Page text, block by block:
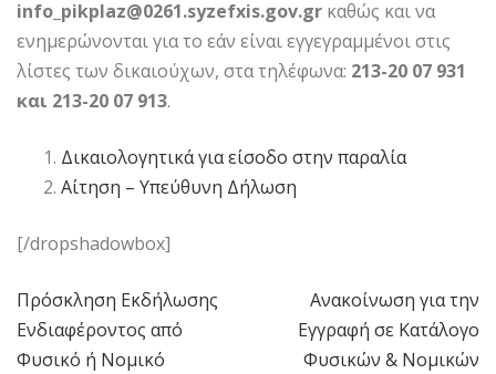
info_pikplaz@0261.syzefxis.gov.gr καθώς και να
ενημερώνονται για το εάν είναι εγγεγραμμένοι στις
λίστες των δικαιούχων, στα τηλέφωνα: 213-20 07 931
και 213-20 07 913.
Δικαιολογητικά για είσοδο στην παραλία
Αίτηση – Υπεύθυνη Δήλωση
[/dropshadowbox]
Πλοήγηση
άρθρων
Πρόσκληση Εκδήλωσης
Ενδιαφέροντος από
Φυσικό ή Νομικό
Ανακοίνωση για την
Εγγραφή σε Κατάλογο
Φυσικών & Νομικών